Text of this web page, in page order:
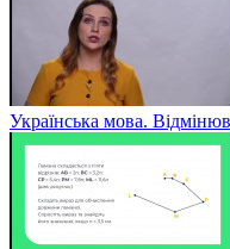
Українська мова.